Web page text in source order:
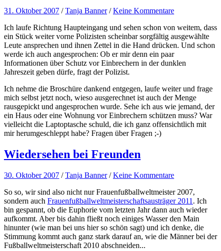
31. Oktober 2007 /Tanja Banner /Keine Kommentare
Ich laufe Richtung Haupteingang und sehen schon von weitem, dass
ein Stück weiter vorne Polizisten scheinbar sorgfältig ausgewählte
Leute ansprechen und ihnen Zettel in die Hand drücken. Und schon
werde ich auch angesprochen: Ob er mir denn ein paar
Informationen über Schutz vor Einbrechern in der dunklen
Jahreszeit geben dürfe, fragt der Polizist.
Ich nehme die Broschüre dankend entgegen, laufe weiter und frage
mich selbst jetzt noch, wieso ausgerechnet ist auch der Menge
rausgepickt und angesprochen wurde. Sehe ich aus wie jemand, der
ein Haus oder eine Wohnung vor Einbrechern schützen muss? War
vielleicht die Laptoptasche schuld, die ich ganz offensichtlich mit
mir herumgeschleppt habe? Fragen über Fragen ;-)
Wiedersehen bei Freunden
30. Oktober 2007 /Tanja Banner /Keine Kommentare
So so, wir sind also nicht nur Frauenfußballweltmeister 2007,
sondern auch Frauenfußballweltmeisterschaftsausträger 2011 . Ich
bin gespannt, ob die Euphorie vom letzten Jahr dann auch wieder
aufkommt. Aber bis dahin fließt noch einiges Wasser den Main
hinunter (wie man bei uns hier so schön sagt) und ich denke, die
Stimmung kommt auch ganz stark darauf an, wie die Männer bei der
Fußballweltmeisterschaft 2010 abschneiden...